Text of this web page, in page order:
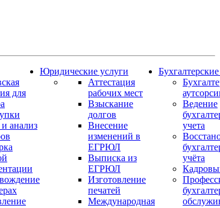
для
анализ
Юридические услуги
Аттестация
рабочих мест
Взыскание
долгов
Внесение
изменений в
ЕГРЮЛ
Выписка из
ЕГРЮЛ
Изготовление
печатей
Международная
Ведение
учета
учёта